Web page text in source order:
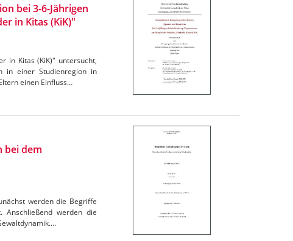
bei 3-6-Jährigen
in Kitas (KiK)"
in Kitas (KiK)" untersucht,
in einer Studienregion in
einen Einfluss…
bei dem
werden die Begriffe
Anschließend werden die